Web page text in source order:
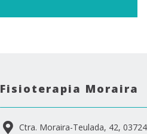
Fisioterapia Moraira
Ctra. Moraira-Teulada, 42,